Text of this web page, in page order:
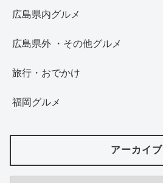
広島県内グルメ
広島県外 ・その他グルメ
旅行・おでかけ
福岡グルメ
アーカイブ